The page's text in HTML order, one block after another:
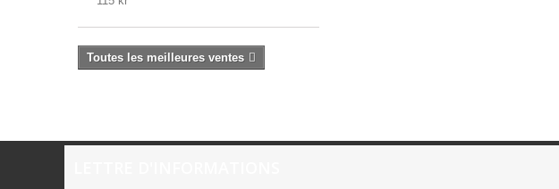
Toutes les meilleures ventes